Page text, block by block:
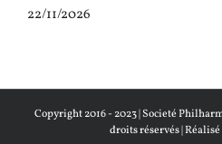
22/11/2026
Copyright 2016 - 2023 |Societé
droits réservés |